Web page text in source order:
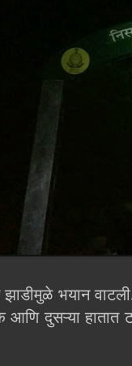
झाडीमुळे भयान
आणि दुसऱ्या